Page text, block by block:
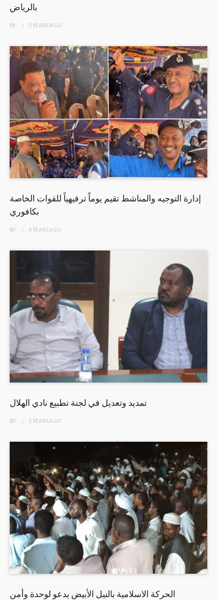
بالرياض
BY 5 YEARSAGO
إدارة التوجيه والمناشط تقيم يوماً ترفيهياً للقوات الخاصة
بكافوري
BY 4 YEARSAGO
تمديد وتعديل في لجنة تطبيع نادي الهلال
BY 5 YEARSAGO
الحركة الاسلامية بالنيل الأبيض يدعو لوحدة وأمن